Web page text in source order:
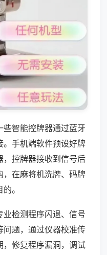
智能控牌器通过蓝牙
。手机端软件预设好牌
，控牌器接收到信号后
，在麻将机洗牌、码牌
。
检测程序闪退、信号
问题，通过仪器校准传
，修复程序漏洞，调试